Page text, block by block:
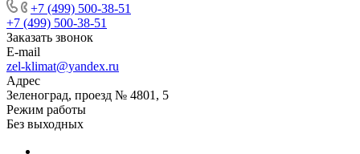
+7 (499) 500-38-51
+7 (499) 500-38-51
Заказать звонок
E-mail
zel-klimat@yandex.ru
Адрес
Зеленоград, проезд № 4801, 5
Режим работы
Без выходных